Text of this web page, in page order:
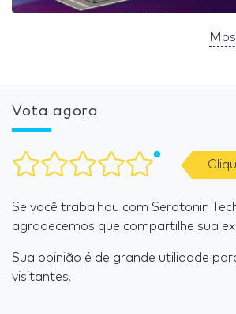
Vota agora
Se você trabalhou com Serotonin
agradecemos que compartilhe sua
Sua opinião é de grande utilidade
visitantes.